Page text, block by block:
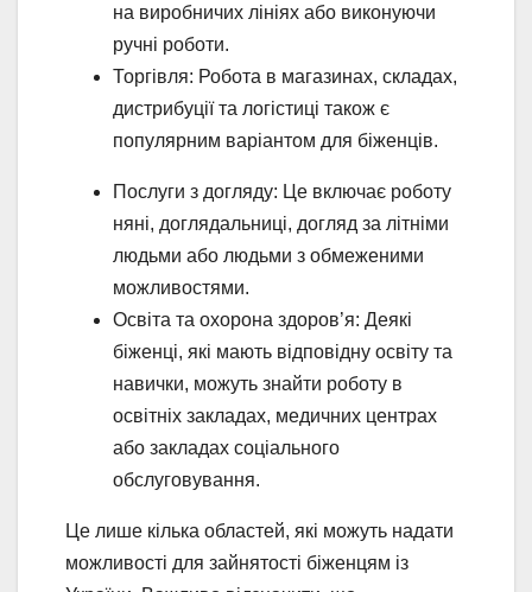
на виробничих лініях або виконуючи
ручні роботи.
Торгівля: Робота в магазинах, складах,
дистрибуції та логістиці також є
популярним варіантом для біженців.
Послуги з догляду: Це включає роботу
няні, доглядальниці, догляд за літніми
людьми або людьми з обмеженими
можливостями.
Освіта та охорона здоров’я: Деякі
біженці, які мають відповідну освіту та
навички, можуть знайти роботу в
освітніх закладах, медичних центрах
або закладах соціального
обслуговування.
Це лише кілька областей, які можуть надати
можливості для зайнятості біженцям із